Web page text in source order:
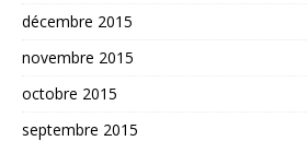
décembre 2015
novembre 2015
octobre 2015
septembre 2015